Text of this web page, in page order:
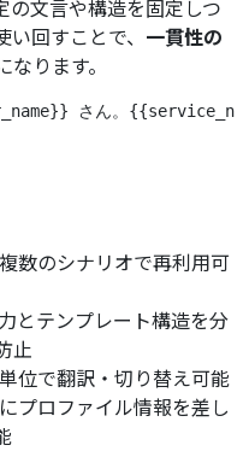
の文言や構造を固定しつ
回すことで、 一貫性の
なります。
さん。
数のシナリオで再利用可
とテンプレート構造を分
止
位で翻訳・切り替え可能
プロファイル情報を差し